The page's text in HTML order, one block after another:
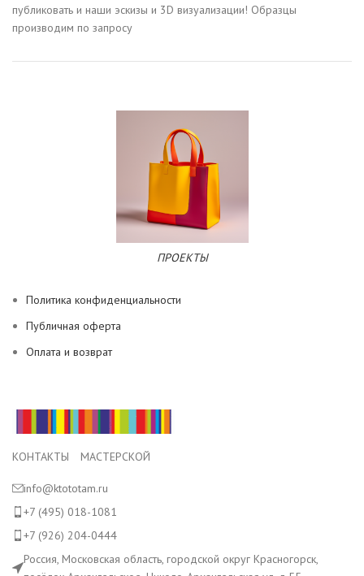
публиковать и наши эскизы и 3D визуализации! Образцы
производим по запросу
ПРОЕКТЫ
Политика конфиденциальности
Публичная оферта
Оплата и возврат
КОНТАКТЫ МАСТЕРСКОЙ
info@ktototam.ru
+7 (495) 018-1081
+7 (926) 204-0444
Россия, Московская область, городской округ Красногорск,